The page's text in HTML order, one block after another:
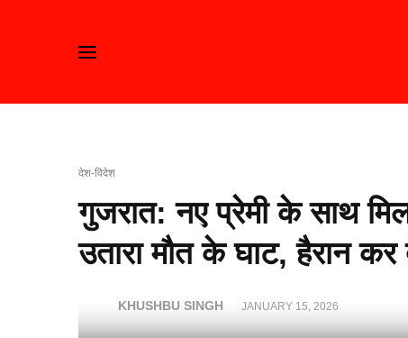
देश-विदेश
गुजरात: नए प्रेमी के साथ
उतारा मौत के घाट, हैरान
KHUSHBU SINGH JANUARY 15, 2026